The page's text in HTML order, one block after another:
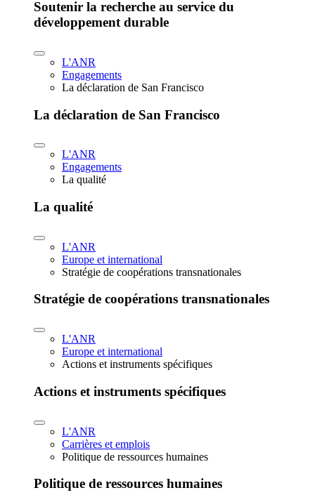
Soutenir la recherche au service du
développement durable
L'ANR
Engagements
La déclaration de San Francisco
La déclaration de San Francisco
L'ANR
Engagements
La qualité
La qualité
L'ANR
Europe et international
Stratégie de coopérations transnationales
Stratégie de coopérations transnationales
L'ANR
Europe et international
Actions et instruments spécifiques
Actions et instruments spécifiques
L'ANR
Carrières et emplois
Politique de ressources humaines
Politique de ressources humaines